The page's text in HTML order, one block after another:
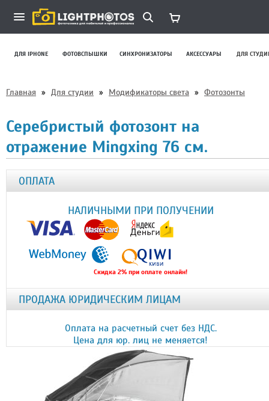
ДЛЯ IPHONE ФОТОВСПЫШКИ СИНХРОНИЗАТОРЫ АКСЕССУАРЫ ДЛЯ
Главная » Для студии » Модификаторы света » Фотозонты
Серебристый фотозонт на
отражение Mingxing 76 см.
ОПЛАТА
НАЛИЧНЫМИ ПРИ ПОЛУЧЕНИИ
Скидка 2% при оплате онлайн!
ПРОДАЖА ЮРИДИЧЕСКИМ ЛИЦАМ
Оплата на расчетный счет без НДС.
Цена для юр. лиц не меняется!